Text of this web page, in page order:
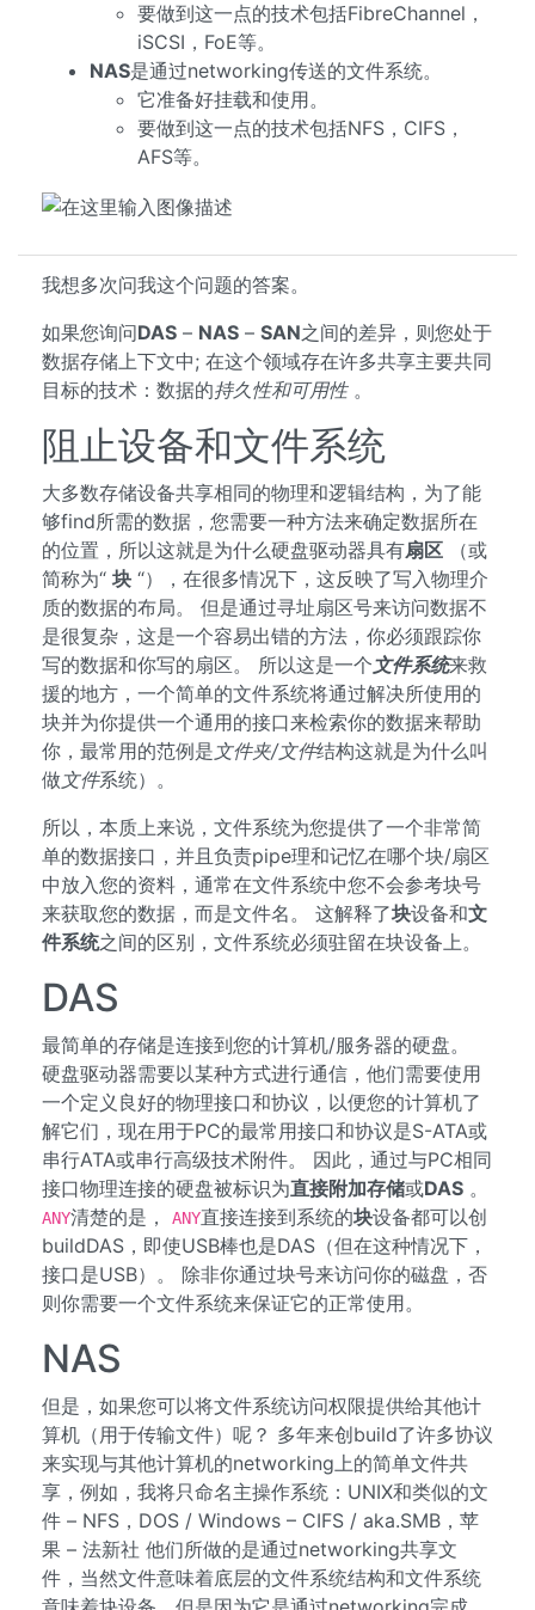
要做到这一点的技术包括FibreChannel，
iSCSI，FoE等。
NAS是通过networking传送的文件系统。
它准备好挂载和使用。
要做到这一点的技术包括NFS，CIFS，
AFS等。
我想多次问我这个问题的答案。
如果您询问DAS – NAS – SAN之间的差异，则您处于
数据存储上下文中; 在这个领域存在许多共享主要共同
目标的技术：数据的持久性和可用性。
阻止设备和文件系统
大多数存储设备共享相同的物理和逻辑结构，为了能
够find所需的数据，您需要一种方法来确定数据所在
的位置，所以这就是为什么硬盘驱动器具有扇区 （或
简称为“ 块 “），在很多情况下，这反映了写入物理介
质的数据的布局。 但是通过寻址扇区号来访问数据不
是很复杂，这是一个容易出错的方法，你必须跟踪你
写的数据和你写的扇区。 所以这是一个文件系统来救
援的地方，一个简单的文件系统将通过解决所使用的
块并为你提供一个通用的接口来检索你的数据来帮助
你，最常用的范例是文件夹/文件结构这就是为什么叫
做文件系统）。
所以，本质上来说，文件系统为您提供了一个非常简
单的数据接口，并且负责pipe理和记忆在哪个块/扇区
中放入您的资料，通常在文件系统中您不会参考块号
来获取您的数据，而是文件名。 这解释了块设备和文
件系统之间的区别，文件系统必须驻留在块设备上。
DAS
最简单的存储是连接到您的计算机/服务器的硬盘。
硬盘驱动器需要以某种方式进行通信，他们需要使用
一个定义良好的物理接口和协议，以便您的计算机了
解它们，现在用于PC的最常用接口和协议是S-ATA或
串行ATA或串行高级技术附件。 因此，通过与PC相同
接口物理连接的硬盘被标识为直接附加存储或DAS 。
ANY清楚的是， ANY直接连接到系统的块设备都可以创
buildDAS，即使USB棒也是DAS（但在这种情况下，
接口是USB）。 除非你通过块号来访问你的磁盘，否
则你需要一个文件系统来保证它的正常使用。
NAS
但是，如果您可以将文件系统访问权限提供给其他计
算机（用于传输文件）呢？ 多年来创build了许多协议
来实现与其他计算机的networking上的简单文件共
享，例如，我将只命名主操作系统：UNIX和类似的文
件 – NFS，DOS / Windows – CIFS / aka.SMB，苹
果 – 法新社 他们所做的是通过networking共享文
件，当然文件意味着底层的文件系统结构和文件系统